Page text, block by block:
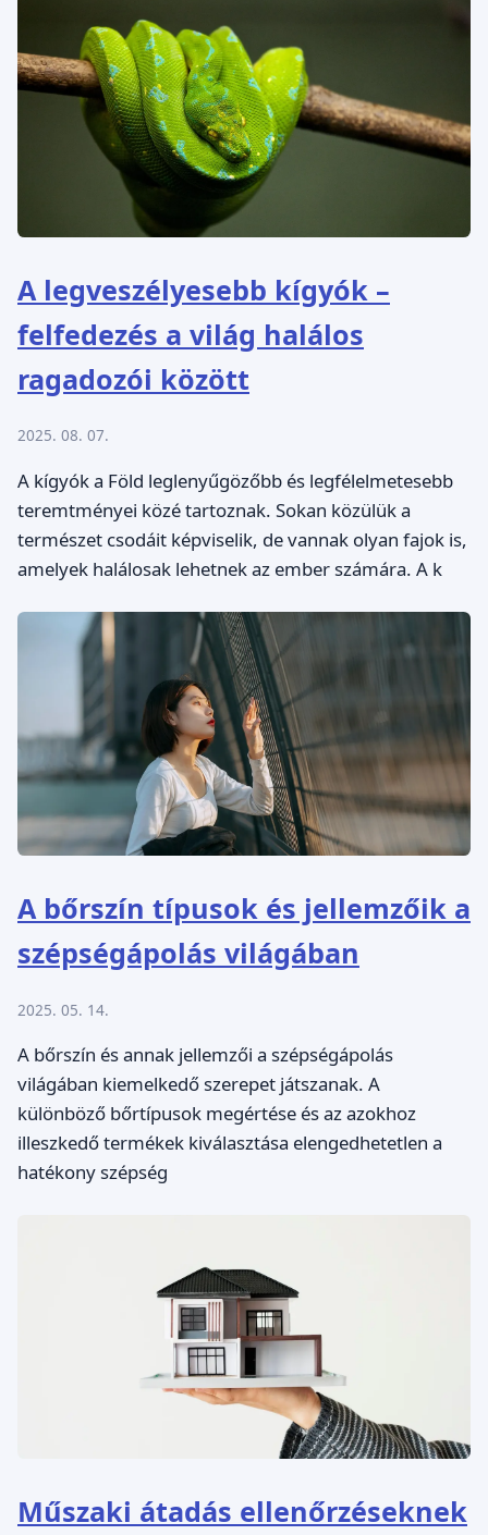
A legveszélyesebb kígyók –
felfedezés a világ halálos
ragadozói között
2025. 08. 07.
A kígyók a Föld leglenyűgözőbb és legfélelmetesebb
teremtményei közé tartoznak. Sokan közülük a
természet csodáit képviselik, de vannak olyan fajok is,
amelyek halálosak lehetnek az ember számára. A k
A bőrszín típusok és jellemzőik a
szépségápolás világában
2025. 05. 14.
A bőrszín és annak jellemzői a szépségápolás
világában kiemelkedő szerepet játszanak. A
különböző bőrtípusok megértése és az azokhoz
illeszkedő termékek kiválasztása elengedhetetlen a
hatékony szépség
Műszaki átadás ellenőrzéseknek